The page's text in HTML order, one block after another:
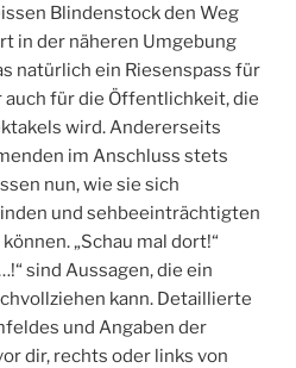
Blindenstock den Weg
in der näheren Umgebung
natürlich ein Riesenspass für
auch für die Öffentlichkeit, die
wird. Andererseits
im Anschluss stets
nun, wie sie sich
und sehbeeinträchtigten
„Schau mal dort!“
sind Aussagen, die ein
kann. Detaillierte
und Angaben der
dir, rechts oder links von